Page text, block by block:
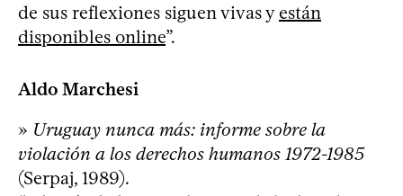
de sus reflexiones siguen vivas yestán
disponibles online”.
Aldo Marchesi
» Uruguay nunca más: informe sobre la
violación a los derechos humanos 1972-1985
(Serpaj, 1989).